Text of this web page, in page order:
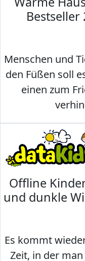
Bestseller
Menschen und
den Füßen soll
einen zum
Offline
und dunkle
Es kommt
Zeit, in der